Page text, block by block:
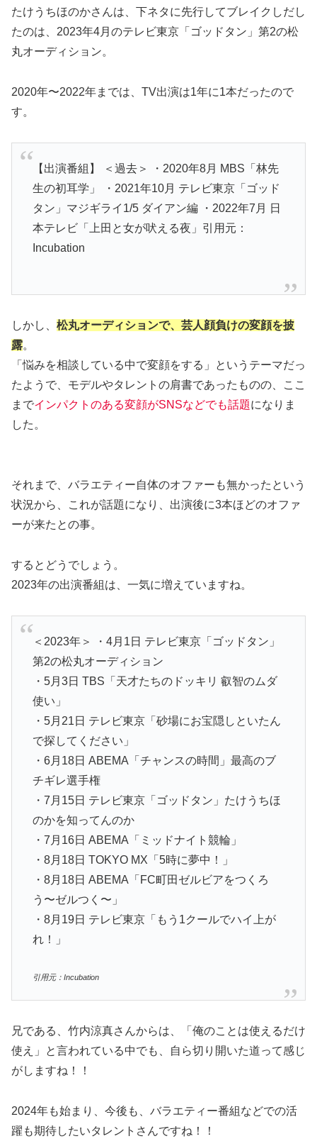
たけうちほのかさんは、下ネタに先行してブレイクしだし
たのは、2023年4月のテレビ東京「ゴッドタン」第2の松
丸オーディション。
2020年〜2022年までは、TV出演は1年に1本だったので
す。
【出演番組】 ＜過去＞ ・2020年8月 MBS「林先
生の初耳学」 ・2021年10月 テレビ東京「ゴッド
タン」マジギライ1/5 ダイアン編 ・2022年7月 日
本テレビ「上田と女が吠える夜」引用元：
Incubation
しかし、 松丸オーディションで、芸人顔負けの変顔を披
露。
「悩みを相談している中で変顔をする」というテーマだっ
たようで、モデルやタレントの肩書であったものの、ここ
までインパクトのある変顔がSNSなどでも話題になりま
した。
それまで、バラエティー自体のオファーも無かったという
状況から、これが話題になり、出演後に3本ほどのオファ
ーが来たとの事。
するとどうでしょう。
2023年の出演番組は、一気に増えていますね。
＜2023年＞ ・4月1日 テレビ東京「ゴッドタン」
第2の松丸オーディション
・5月3日 TBS「天才たちのドッキリ 叡智のムダ
使い」
・5月21日 テレビ東京「砂場にお宝隠しといたん
で探してください」
・6月18日 ABEMA「チャンスの時間」最高のブ
チギレ選手権
・7月15日 テレビ東京「ゴッドタン」たけうちほ
のかを知ってんのか
・7月16日 ABEMA「ミッドナイト競輪」
・8月18日 TOKYO MX「5時に夢中！」
・8月18日 ABEMA「FC町田ゼルビアをつくろ
う〜ゼルつく〜」
・8月19日 テレビ東京「もう1クールでハイ上が
れ！」
引用元：Incubation
兄である、竹内涼真さんからは、「俺のことは使えるだけ
使え」と言われている中でも、自ら切り開いた道って感じ
がしますね！！
2024年も始まり、今後も、バラエティー番組などでの活
躍も期待したいタレントさんですね！！